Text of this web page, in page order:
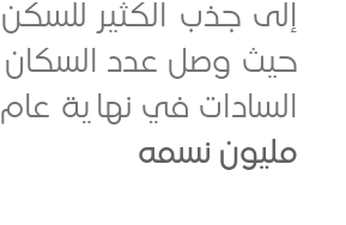
جذب الكثير للسكن
وصل عدد السكان في
في نهاية عام 2024 إلى
نسمه